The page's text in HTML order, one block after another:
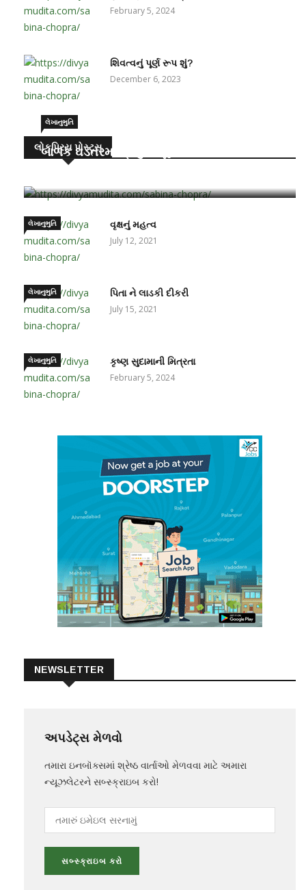
February 5, 2024
શિવત્વનું પૂર્ણ રૂપ શું?
December 6, 2023
લોકપ્રિય પોસ્ટ્સ
લેખાનુભુતિ
બાળક ઘડતરમાં પ્રમુખ ભૂમિકા – માતા-પિતાની
લેખાનુભુતિ વૃક્ષનું મહત્વ
July 12, 2021
લેખાનુભુતિ પિતા ને લાડકી દીકરી
July 15, 2021
લેખાનુભુતિ કૃષ્ણ સુદામાની મિત્રતા
February 5, 2024
NEWSLETTER
અપડેટ્સ મેળવો
તમારા ઇનબૉક્સમાં શ્રેષ્ઠ વાર્તાઓ મેળવવા માટે અમારા
ન્યૂઝલેટરને સબ્સ્ક્રાઇબ કરો!